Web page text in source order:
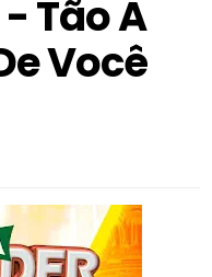
Tão A
Você